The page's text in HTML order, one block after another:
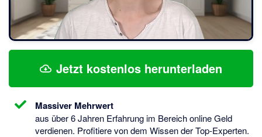
Jetzt kostenlos herunterladen
Massiver Mehrwert
aus über 6 Jahren Erfahrung im Bereich online Geld
verdienen. Profitiere von dem Wissen der Top-Experten.